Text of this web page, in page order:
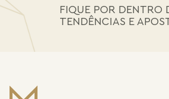
FIQUE POR DENTRO
TENDÊNCIAS E